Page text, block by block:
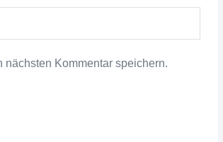
Kommentar speichern.